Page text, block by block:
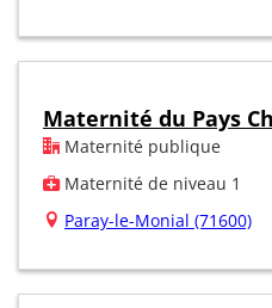
Maternité du Pays
Maternité publique
Maternité de niveau 1
Paray-le-Monial (71600)